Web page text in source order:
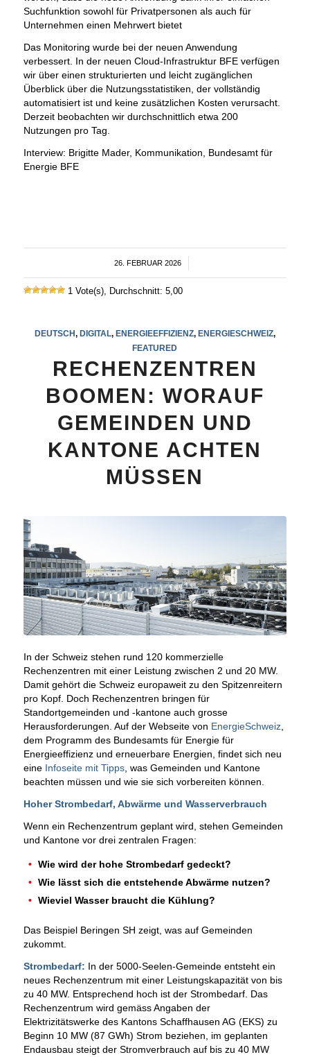
Suchfunktion sowohl für Privatpersonen als auch für
Unternehmen einen Mehrwert bietet
Das Monitoring wurde bei der neuen Anwendung
verbessert. In der neuen Cloud-Infrastruktur BFE verfügen
wir über einen strukturierten und leicht zugänglichen
Überblick über die Nutzungsstatistiken, der vollständig
automatisiert ist und keine zusätzlichen Kosten verursacht.
Derzeit beobachten wir durchschnittlich etwa 200
Nutzungen pro Tag.
Interview: Brigitte Mader, Kommunikation, Bundesamt für
Energie BFE
26. FEBRUAR 2026
/
1 Vote(s), Durchschnitt: 5,00
DEUTSCH, DIGITAL, ENERGIEEFFIZIENZ, ENERGIESCHWEIZ,
FEATURED
RECHENZENTREN
BOOMEN: WORAUF
GEMEINDEN UND
KANTONE ACHTEN
MÜSSEN
In der Schweiz stehen rund 120 kommerzielle
Rechenzentren mit einer Leistung zwischen 2 und 20 MW.
Damit gehört die Schweiz europaweit zu den Spitzenreitern
pro Kopf. Doch Rechenzentren bringen für
Standortgemeinden und -kantone auch grosse
Herausforderungen. Auf der Webseite von EnergieSchweiz,
dem Programm des Bundesamts für Energie für
Energieeffizienz und erneuerbare Energien, findet sich neu
eine Infoseite mit Tipps, was Gemeinden und Kantone
beachten müssen und wie sie sich vorbereiten können.
Hoher Strombedarf, Abwärme und Wasserverbrauch
Wenn ein Rechenzentrum geplant wird, stehen Gemeinden
und Kantone vor drei zentralen Fragen:
Wie wird der hohe Strombedarf gedeckt?
Wie lässt sich die entstehende Abwärme nutzen?
Wieviel Wasser braucht die Kühlung?
Das Beispiel Beringen SH zeigt, was auf Gemeinden
zukommt.
Strombedarf: In der 5000-Seelen-Gemeinde entsteht ein
neues Rechenzentrum mit einer Leistungskapazität von bis
zu 40 MW. Entsprechend hoch ist der Strombedarf. Das
Rechenzentrum wird gemäss Angaben der
Elektrizitätswerke des Kantons Schaffhausen AG (EKS) zu
Beginn 10 MW (87 GWh) Strom beziehen, im geplanten
Endausbau steigt der Stromverbrauch auf bis zu 40 MW